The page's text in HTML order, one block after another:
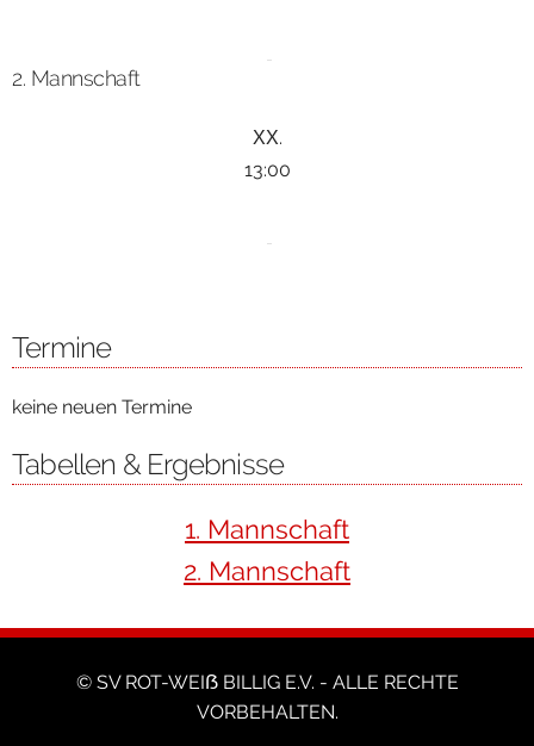
2. Mannschaft
ХХ.
13:00
Termine
keine neuen Termine
Tabellen & Ergebnisse
1. Mannschaft
2. Mannschaft
© SV ROT-WEIẞ BILLIG E.V. - ALLE RECHTE
VORBEHALTEN.